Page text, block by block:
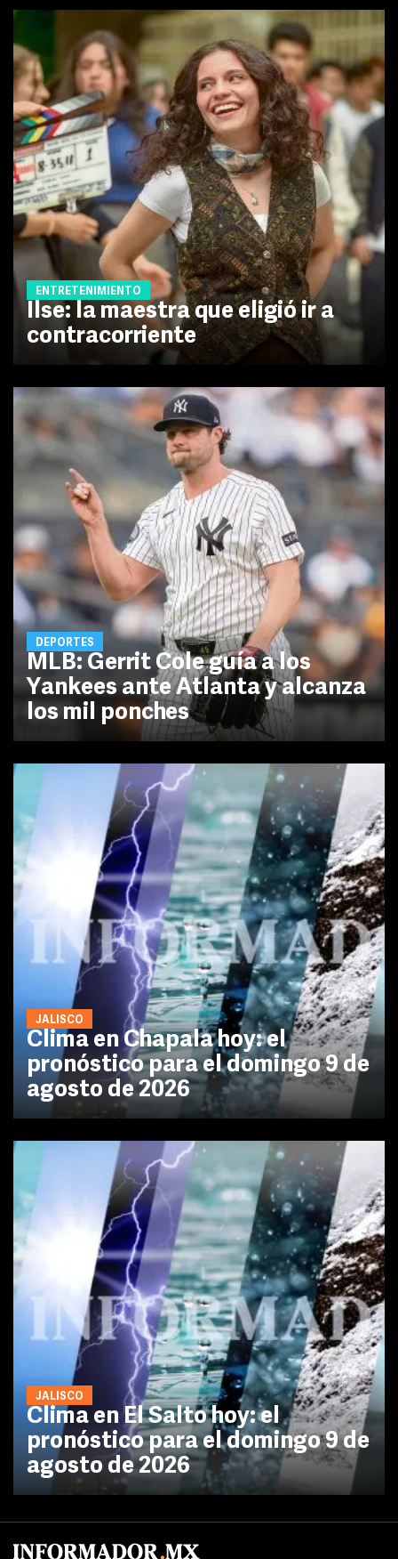
ENTRETENIMIENTO
Ilse: la maestra que eligió ir a
contracorriente
DEPORTES
MLB: Gerrit Cole guía a los
Yankees ante Atlanta y alcanza
los mil ponches
JALISCO
Clima en Chapala hoy: el
pronóstico para el domingo 9 de
agosto de 2026
JALISCO
Clima en El Salto hoy: el
pronóstico para el domingo 9 de
agosto de 2026